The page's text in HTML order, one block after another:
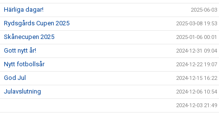
Härliga dagar! 2025-06-03
Rydsgårds Cupen 2025 2025-03-08 19:53
Skånecupen 2025 2025-01-06 00:01
Gott nytt år! 2024-12-31 09:04
Nytt fotbollsår 2024-12-22 19:07
God Jul 2024-12-15 16:22
Julavslutning 2024-12-06 10:54
2024-12-03 21:49